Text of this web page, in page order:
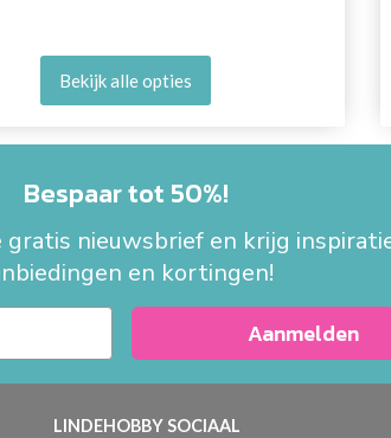
Bekijk alle opties
Bespaar tot 50%!
gratis nieuwsbrief en krijg
en kortingen!
Aanmelden
LINDEHOBBY SOCIAAL